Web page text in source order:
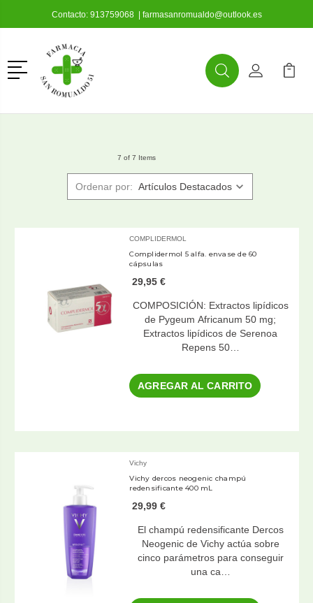
Contacto: 913759068| farmasanromualdo@outlook.es
Menú
BuscarMi Cuenta
Mi
7 of 7 Items
Ordenar por:
COMPLIDERMOL
Complidermol 5 alfa. envase de 60
cápsulas
29,95 €
COMPOSICIÓN: Extractos lipídicos
de Pygeum Africanum 50 mg;
Extractos lipídicos de Serenoa
Repens 50…
AGREGAR AL CARRITO
Vichy
Vichy dercos neogenic champú
redensificante 400 mL
29,99 €
El champú redensificante Dercos
Neogenic de Vichy actúa sobre
cinco parámetros para conseguir
una ca…